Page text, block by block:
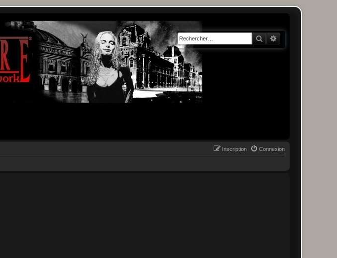
Rechercher
Connexion
Inscription